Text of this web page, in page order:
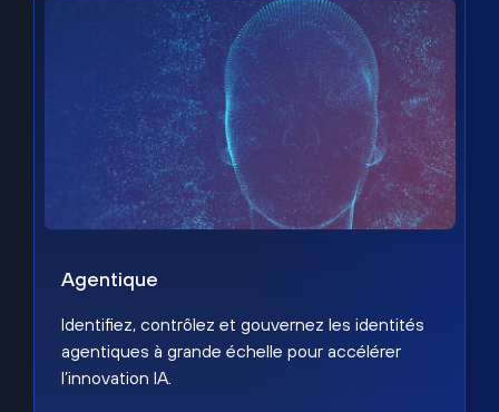
Agentique
Identifiez, contrôlez et gouvernez les identités
agentiques à grande échelle pour accélérer
l’innovation IA.